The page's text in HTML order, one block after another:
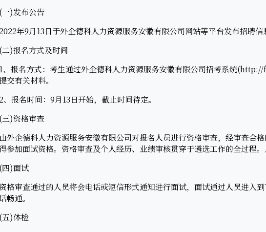
发布公告
年9月13日于外企德科人力资源服务安徽有限公司网站等平台发布招聘信
报名方式及时间
名方式：考生通过外企德科人力资源服务安徽有限公司招考系统
交有关材料。
名时间：9月13日开始，截止时间待定。
资格审查
企德科人力资源服务安徽有限公司对报名人员进行资格审查，经审查合
参加面试资格。资格审查及个人经历、业绩审核贯穿于遴选工作的全过程
)面试
审查通过的人员将会电话或短信形式通知进行面试，面试通过人员进入
畅通。
)体检